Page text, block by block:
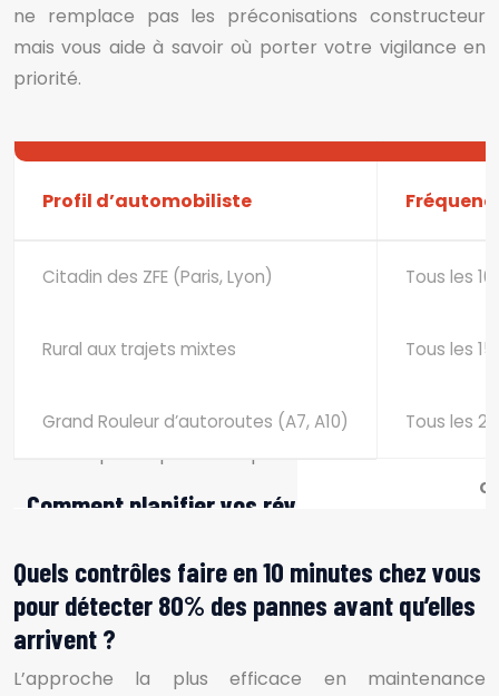
ne remplace pas les préconisations constructeur
mais vous aide à savoir où porter votre vigilance en
priorité.
Profil d’automobiliste
Citadin des ZFE (Paris, Lyon) Tous les
Rural aux trajets mixtes Tous les
Grand Rouleur d’autoroutes (A7, A10) Tous les
Quels contrôles faire en 10 minutes chez vous
pour détecter 80% des pannes avant qu’elles
arrivent ?
L’approche la plus efficace en maintenance